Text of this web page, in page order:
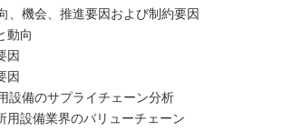
、機会、推進要因および制約要因
動向
因
因
設備のサプライチェーン分析
用設備業界のバリューチェーン